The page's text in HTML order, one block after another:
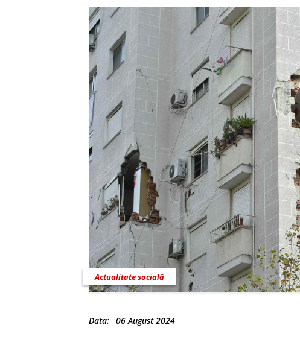
Actualitate socială
Data: 06 August 2024